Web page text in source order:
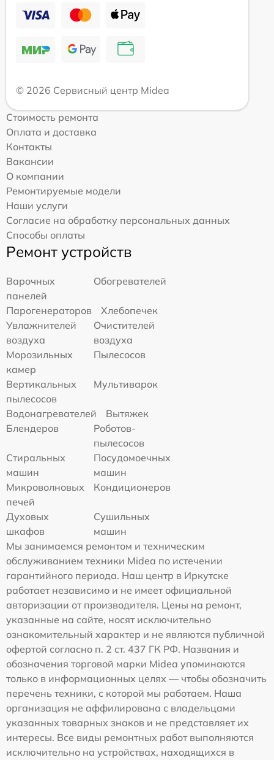
© 2026 Сервисный центр Midea
Стоимость ремонта
Оплата и доставка
Контакты
Вакансии
О компании
Ремонтируемые модели
Наши услуги
Согласие на обработку персональных данных
Способы оплаты
Ремонт устройств
Варочных
панелей
Обогревателей
Парогенераторов
Хлебопечек
Увлажнителей
воздуха
Очистителей
воздуха
Морозильных
камер
Пылесосов
Вертикальных
пылесосов
Мультиварок
Водонагревателей
Вытяжек
Блендеров
Роботов-
пылесосов
Стиральных
машин
Посудомоечных
машин
Микроволновых
печей
Кондиционеров
Духовых
шкафов
Сушильных
машин
Мы занимаемся ремонтом и техническим
обслуживанием техники Midea по истечении
гарантийного периода. Наш центр в Иркутске
работает независимо и не имеет официальной
авторизации от производителя. Цены на ремонт,
указанные на сайте, носят исключительно
ознакомительный характер и не являются публичной
офертой согласно п. 2 ст. 437 ГК РФ. Названия и
обозначения торговой марки Midea упоминаются
только в информационных целях — чтобы обозначить
перечень техники, с которой мы работаем. Наша
организация не аффилирована с владельцами
указанных товарных знаков и не представляет их
интересы. Все виды ремонтных работ выполняются
исключительно на устройствах, находящихся в